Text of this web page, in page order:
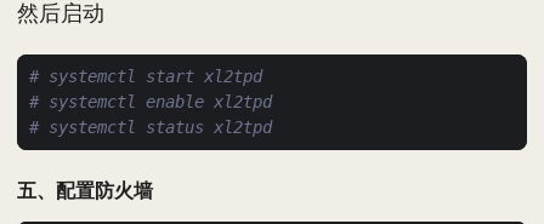
然后启动
# systemctl start xl2tpd
# systemctl enable xl2tpd
# systemctl status xl2tpd
五、配置防火墙